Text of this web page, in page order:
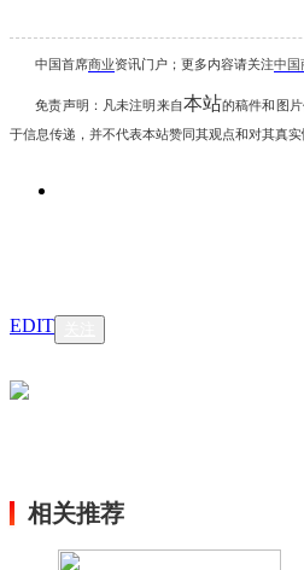
中国首席商业资讯门户；更多内容请关注中国
免责声明：凡未注明 来自本站的稿件和图
于信息传递，并不代表本站赞同其观点和对其真
EDIT
相关推荐